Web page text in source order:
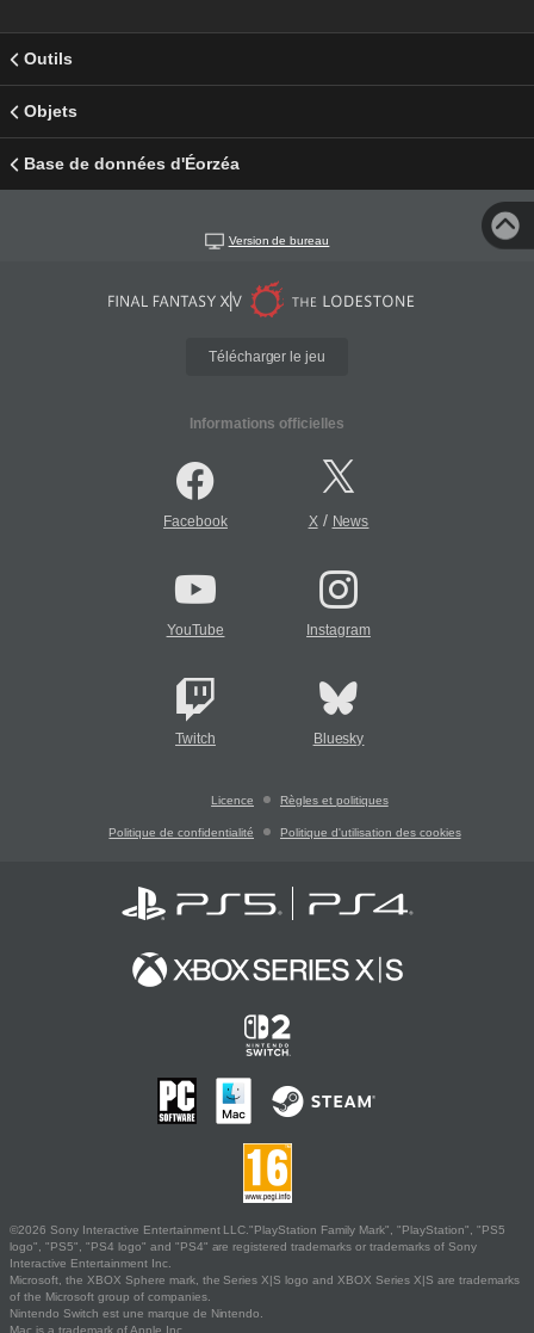
Outils
Objets
Base de données d'Éorzéa
Version de bureau
Télécharger le jeu
Informations officielles
Facebook X/ News
YouTube Instagram
Twitch Bluesky
Licence Règles et politiques
Politique de confidentialité Politique d'utilisation des cookies
©2026 Sony Interactive Entertainment LLC."PlayStation Family Mark", "PlayStation", "PS5
logo", "PS5", "PS4 logo" and "PS4" are registered trademarks or trademarks of Sony
Interactive Entertainment Inc.
Microsoft, the XBOX Sphere mark, the Series X|S logo and XBOX Series X|S are trademarks
of the Microsoft group of companies.
Nintendo Switch est une marque de Nintendo.
Mac is a trademark of Apple Inc.